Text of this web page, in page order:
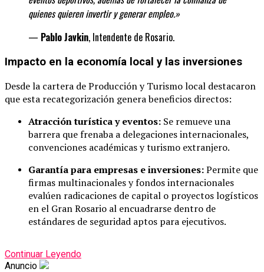
quienes quieren invertir y generarempleo.»
— Pablo Javkin, Intendente de Rosario.
Impacto en la economía local y las inversiones
Desde la cartera de Producción y Turismo local destacaron
que esta recategorización genera beneficios directos:
Atracción turística y eventos: Se remueve una
barrera que frenaba a delegaciones internacionales,
convenciones académicas y turismo extranjero.
Garantía para empresas e inversiones:Permite que
firmas multinacionales y fondos internacionales
evalúen radicaciones de capital o proyectos logísticos
en el Gran Rosario al encuadrarse dentro de
estándares de seguridad aptos para ejecutivos.
Continuar Leyendo
Anuncio